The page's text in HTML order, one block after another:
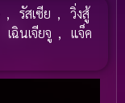
, รัสเซีย ,
วิ่งสู้
เฉินเจียจู ,
แจ็ค